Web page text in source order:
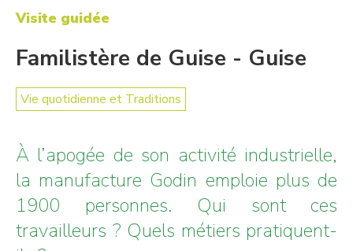
Visite guidée
Familistère de Guise - Guise
Vie quotidienne et Traditions
À l’apogée de son activité industrielle,
la manufacture Godin emploie plus de
1900 personnes. Qui sont ces
travailleurs ? Quels métiers pratiquent-